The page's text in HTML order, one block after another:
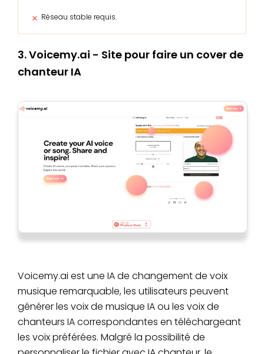
Réseau stable requis.
3. Voicemy.ai - Site pour faire un cover de
chanteur IA
Voicemy.ai est une IA de changement de voix
musique remarquable, les utilisateurs peuvent
générer les voix de musique IA ou les voix de
chanteurs IA correspondantes en téléchargeant
les voix préférées. Malgré la possibilité de